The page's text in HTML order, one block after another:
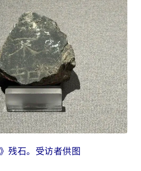
残石。受访者供图